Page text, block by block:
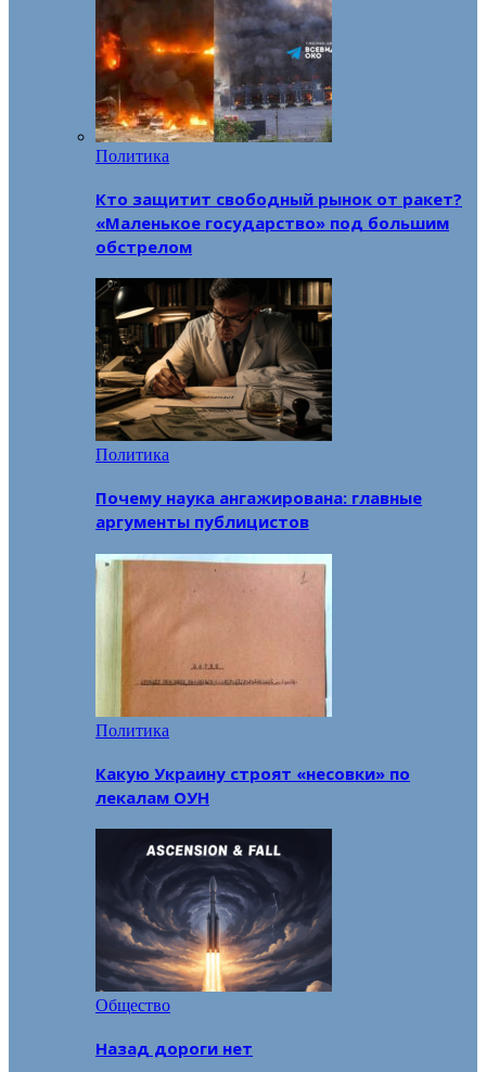
Политика
Кто защитит свободный рынок от ракет?
«Маленькое государство» под большим
обстрелом
Политика
Почему наука ангажирована: главные
аргументы публицистов
Политика
Какую Украину строят «несовки» по
лекалам ОУН
Общество
Назад дороги нет